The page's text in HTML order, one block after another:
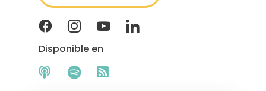
Disponible en